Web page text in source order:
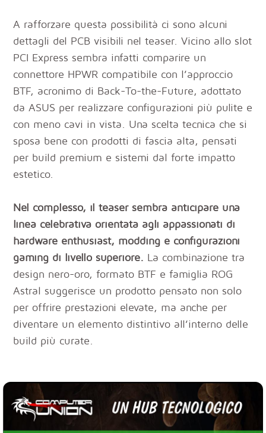
A rafforzare questa possibilità ci sono alcuni
dettagli del PCB visibili nel teaser. Vicino allo slot
PCI Express sembra infatti comparire un
connettore HPWR compatibile con l’approccio
BTF, acronimo di Back-To-the-Future, adottato
da ASUS per realizzare configurazioni più pulite e
con meno cavi in vista. Una scelta tecnica che si
sposa bene con prodotti di fascia alta, pensati
per build premium e sistemi dal forte impatto
estetico.
Nel complesso, il teaser sembra anticipare una
linea celebrativa orientata agli appassionati di
hardware enthusiast, modding e configurazioni
gaming di livello superiore. La combinazione tra
design nero-oro, formato BTF e famiglia ROG
Astral suggerisce un prodotto pensato non solo
per offrire prestazioni elevate, ma anche per
diventare un elemento distintivo all’interno delle
build più curate.